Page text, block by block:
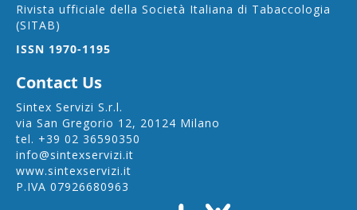
Rivista ufficiale della Società Italiana di Tabaccologia
(SITAB)
ISSN 1970-1195
Contact Us
Sintex Servizi S.r.l.
via San Gregorio 12, 20124 Milano
tel. +39 02 36590350
info@sintexservizi.it
www.sintexservizi.it
P.IVA 07926680963